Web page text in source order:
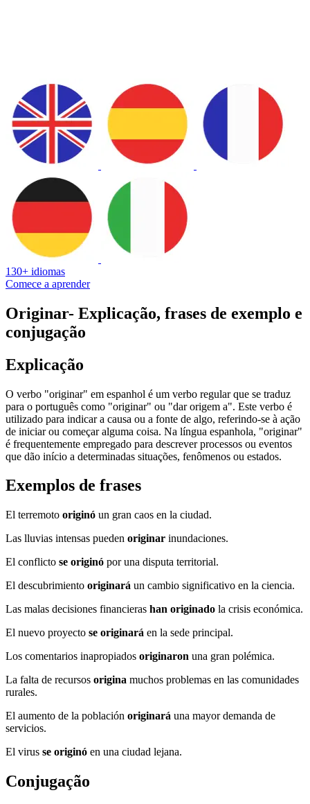
130+ idiomas
Comece a aprender
Originar- Explicação, frases de exemplo e
conjugação
Explicação
O verbo "originar" em espanhol é um verbo regular que se traduz
para o português como "originar" ou "dar origem a". Este verbo é
utilizado para indicar a causa ou a fonte de algo, referindo-se à ação
de iniciar ou começar alguma coisa. Na língua espanhola, "originar"
é frequentemente empregado para descrever processos ou eventos
que dão início a determinadas situações, fenômenos ou estados.
Exemplos de frases
El terremoto originó un gran caos en la ciudad.
Las lluvias intensas pueden originar inundaciones.
El conflicto se originó por una disputa territorial.
El descubrimiento originará un cambio significativo en la ciencia.
Las malas decisiones financieras han originado la crisis económica.
El nuevo proyecto se originará en la sede principal.
Los comentarios inapropiados originaron una gran polémica.
La falta de recursos origina muchos problemas en las comunidades
rurales.
El aumento de la población originará una mayor demanda de
servicios.
El virus se originó en una ciudad lejana.
Conjugação